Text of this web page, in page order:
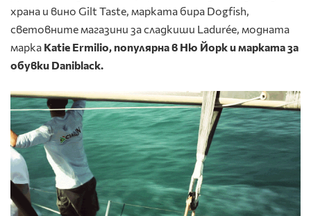
храна и вино Gilt Taste, марката бира Dogfish,
световните магазини за сладкиши Ladurée, модната
марка Katie Ermilio, популярна в Ню Йорк и марката за
обувки Daniblack.